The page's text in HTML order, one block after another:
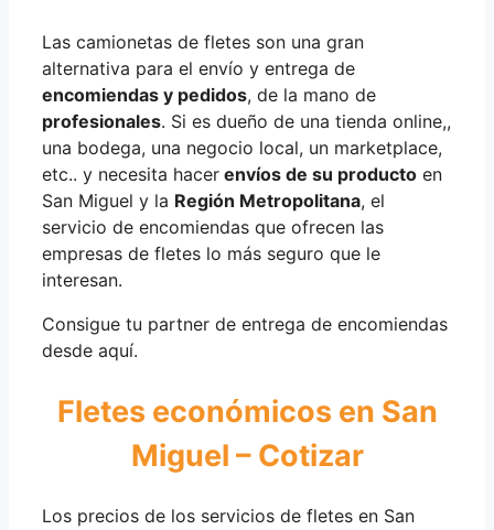
Las camionetas de fletes son una gran
alternativa para el envío y entrega de
encomiendas y pedidos, de la mano de
profesionales. Si es dueño de una tienda online,,
una bodega, una negocio local, un marketplace,
etc.. y necesita hacer envíos de su producto en
San Miguel y la Región Metropolitana, el
servicio de encomiendas que ofrecen las
empresas de fletes lo más seguro que le
interesan.
Consigue tu partner de entrega de encomiendas
desde aquí.
Fletes económicos en San
Miguel – Cotizar
Los precios de los servicios de fletes en San